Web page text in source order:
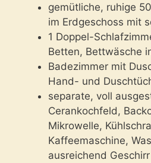
gemütliche, ruhige
im Erdgeschoss mit
1 Doppel-
Betten, Bettwäsche
Badezimmer mit
Hand- und
separate, voll
Cerankochfeld,
Mikrowelle,
Kaffeemaschine,
ausreichend